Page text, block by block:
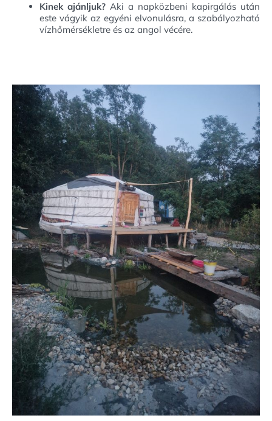
Kinek ajánljuk? Aki a napközbeni kapirgálás után
este vágyik az egyéni elvonulásra, a szabályozható
vízhőmérsékletre és az angol vécére.